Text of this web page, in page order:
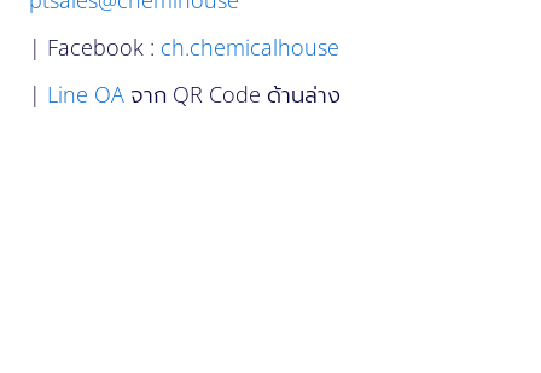
| Facebook : ch.chemicalhouse
| Line OA จาก QR Code ด้านล่าง